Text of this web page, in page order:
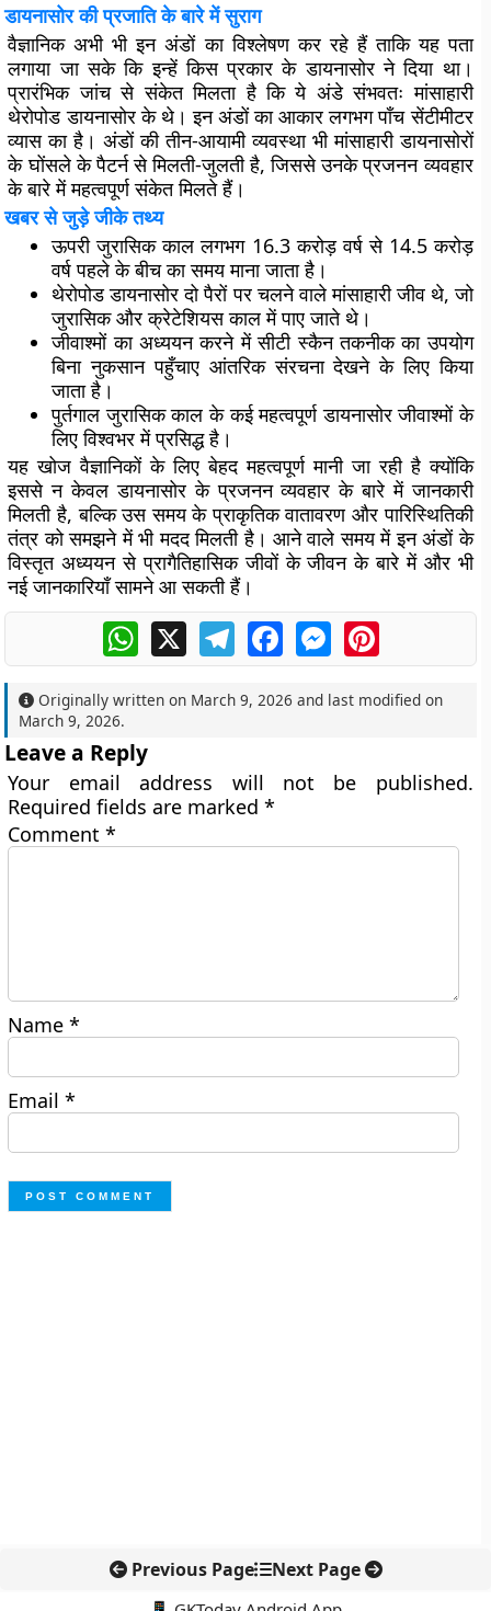
डायनासोर की प्रजाति के बारे में सुराग
वैज्ञानिक अभी भी इन अंडों का विश्लेषण कर रहे हैं ताकि यह पता
लगाया जा सके कि इन्हें किस प्रकार के डायनासोर ने दिया था।
प्रारंभिक जांच से संकेत मिलता है कि ये अंडे संभवतः मांसाहारी
थेरोपोड डायनासोर के थे। इन अंडों का आकार लगभग पाँच सेंटीमीटर
व्यास का है। अंडों की तीन-आयामी व्यवस्था भी मांसाहारी डायनासोरों
के घोंसले के पैटर्न से मिलती-जुलती है, जिससे उनके प्रजनन व्यवहार
के बारे में महत्वपूर्ण संकेत मिलते हैं।
खबर से जुड़े जीके तथ्य
ऊपरी जुरासिक काल लगभग 16.3 करोड़ वर्ष से 14.5 करोड़
वर्ष पहले के बीच का समय माना जाता है।
थेरोपोड डायनासोर दो पैरों पर चलने वाले मांसाहारी जीव थे, जो
जुरासिक और क्रेटेशियस काल में पाए जाते थे।
जीवाश्मों का अध्ययन करने में सीटी स्कैन तकनीक का उपयोग
बिना नुकसान पहुँचाए आंतरिक संरचना देखने के लिए किया
जाता है।
पुर्तगाल जुरासिक काल के कई महत्वपूर्ण डायनासोर जीवाश्मों के
लिए विश्वभर में प्रसिद्ध है।
यह खोज वैज्ञानिकों के लिए बेहद महत्वपूर्ण मानी जा रही है क्योंकि
इससे न केवल डायनासोर के प्रजनन व्यवहार के बारे में जानकारी
मिलती है, बल्कि उस समय के प्राकृतिक वातावरण और पारिस्थितिकी
तंत्र को समझने में भी मदद मिलती है। आने वाले समय में इन अंडों के
विस्तृत अध्ययन से प्रागैतिहासिक जीवों के जीवन के बारे में और भी
नई जानकारियाँ सामने आ सकती हैं।
WhatsApp
X TelegramFacebookMessengerPinterest
Originally written on March 9, 2026 and last modified on
March 9, 2026.
Leave a Reply
Your email address will not be published.
Required fields are marked*
Comment*
Name*
Email*
Previous Page Next Page